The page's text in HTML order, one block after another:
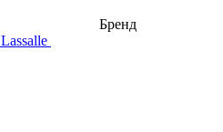
Бренд
Lassalle